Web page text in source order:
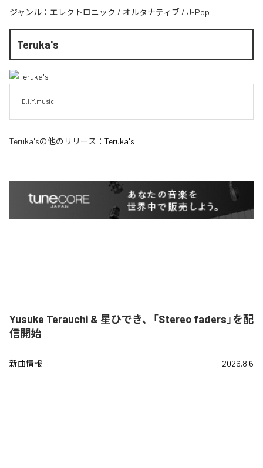
ジャンル： エレクトロニック / オルタナティブ / J-Pop
Teruka's
D.I.Y.music
Teruka'sの他のリリース： Teruka's
Yusuke Terauchi & 星ひでき、「Stereo faders」を配
信開始
新曲情報 2026.8.6